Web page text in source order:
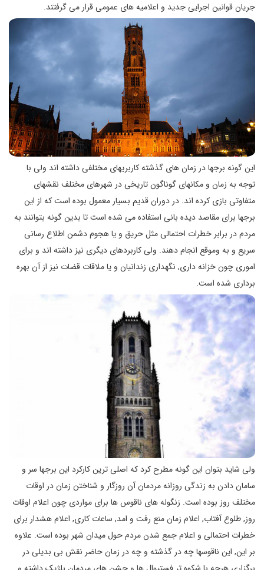
جریان قوانین اجرایی جدید و اعلامیه های عمومی قرار می گرفتند.
این گونه برجها در زمان های گذشته کاربریهای مختلفی داشته اند ولی با
توجه به زمان و مکانهای گوناگون تاریخی در شهرهای مختلف نقشهای
متفاوتی بازی کرده اند. در دوران قدیم بسیار معمول بوده است که از این
برجها برای مقاصد دیده بانی استفاده می شده است تا بدین گونه بتوانند به
مردم در برابر خطرات احتمالی مثل حریق و یا هجوم دشمن اطلاع رسانی
سریع و به وموقع انجام دهند. ولی کاربردهای دیگری نیز داشته اند و برای
اموری چون خزانه داری, نگهداری زندانیان و یا ملاقات قضات نیز از آن بهره
برداری شده است.
ولی شاید بتوان این گونه مطرح کرد که اصلی ترین کارکرد این برجها سر و
سامان دادن به زندگی روزانه مردمان آن روزگار و شناختن زمان در اوقات
مختلف روز بوده است. زنگوله های ناقوس ها برای مواردی چون اعلام اوقات
روز, طلوع آفتاب, اعلام زمان منع رفت و امد, ساعات کاری, اعلام هشدار برای
خطرات احتمالی و اعلام جمع شدن مردم حول میدان شهر بوده است. علاوه
بر این, این ناقوسها چه در گذشته و چه در زمان حاضر نقش بی بدیلی در